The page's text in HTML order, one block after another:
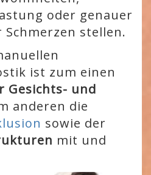
oder genauer
stellen.
ist zum einen
Gesichts- und
anderen die
sowie der
mit und